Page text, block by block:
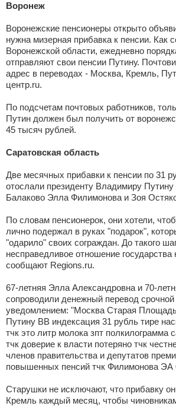
Воронеж
Воронежские пенсионеры открыто
нужна мизерная прибавка к пенсии. Как
Воронежской области, ежедневно
отправляют свои пенсии Путину.
адрес в переводах - Москва, Кремль,
центр.ru.
По подсчетам почтовых работников,
Путин должен был получить от
45 тысяч рублей.
Саратовская область
Две месячных прибавки к пенсии по 31
отослали президенту Владимиру
Балаково Элла Филимонова и Зоя
По словам пенсионерок, они хотели,
лично подержал в руках "подарок",
"одарило" своих сограждан. До такого
несправедливое отношение государства
сообщают Regions.ru.
67-летняя Элла Александровна и 70-
сопроводили денежный перевод срочной
уведомлением: "Москва Старая
Путину ВВ индексация 31 рубль тире
тчк это литр молока зпт полкилограмма
тчк доверие к власти потеряно тчк
членов правительства и депутатов
повышенных пенсий тчк Филимонова ЭА
Старушки не исключают, что прибавку
Кремль каждый месяц, чтобы